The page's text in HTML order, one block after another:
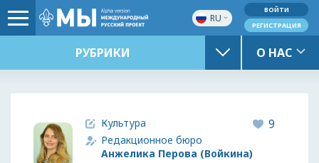
RU
ВОЙТИ
РЕГИСТРАЦИЯ
РУБРИКИ О НАС
Культура
Редакционное бюро
Анжелика Перова (Войкина)
9